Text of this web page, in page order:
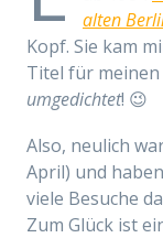
alten
Kopf. Sie kam
Titel für meinen
umgedichtet! 😉
Also, neulich
April) und
viele Besuche
Zum Glück ist